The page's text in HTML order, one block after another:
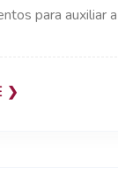
para auxiliar